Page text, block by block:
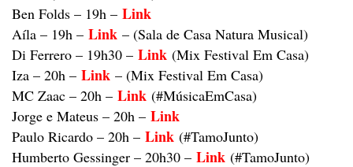
Ben Folds – 19h – Link
Aíla – 19h – Link – (Sala de Casa Natura Musical)
Di Ferrero – 19h30 – Link (Mix Festival Em Casa)
Iza – 20h – Link – (Mix Festival Em Casa)
MC Zaac – 20h – Link (#MúsicaEmCasa)
Jorge e Mateus – 20h – Link
Paulo Ricardo – 20h – Link (#TamoJunto)
Humberto Gessinger – 20h30 – Link (#TamoJunto)